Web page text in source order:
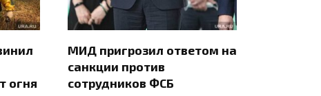
огня
МИД пригрозил ответом на
санкции против
сотрудников ФСБ